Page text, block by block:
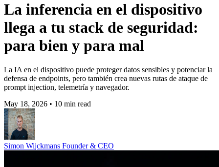
La inferencia en el dispositivo
llega a tu stack de seguridad:
para bien y para mal
La IA en el dispositivo puede proteger datos sensibles y potenciar la
defensa de endpoints, pero también crea nuevas rutas de ataque de
prompt injection, telemetría y navegador.
May 18, 2026 • 10 min read
Simon Wijckmans Founder & CEO